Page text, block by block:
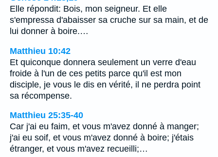
Elle répondit: Bois, mon seigneur. Et elle
s'empressa d'abaisser sa cruche sur sa main, et de
lui donner à boire.…
Matthieu 10:42
Et quiconque donnera seulement un verre d'eau
froide à l'un de ces petits parce qu'il est mon
disciple, je vous le dis en vérité, il ne perdra point
sa récompense.
Matthieu 25:35-40
Car j'ai eu faim, et vous m'avez donné à manger;
j'ai eu soif, et vous m'avez donné à boire; j'étais
étranger, et vous m'avez recueilli;…